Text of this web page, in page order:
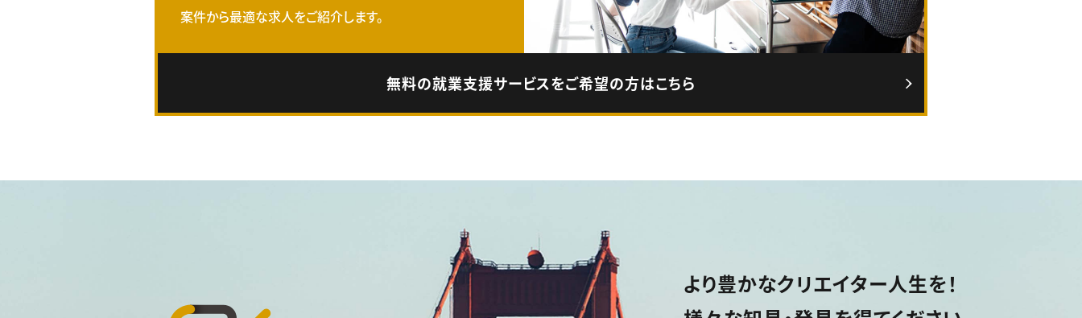
案件から最適な求人をご紹介します。
無料の就業支援サービスをご希望の方はこちら
より豊かなクリエイター人生を！